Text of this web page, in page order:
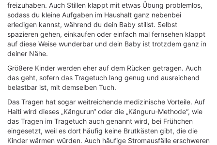
freizuhaben. Auch Stillen klappt mit etwas Übung problemlos,
sodass du kleine Aufgaben im Haushalt ganz nebenbei
erledigen kannst, während du dein Baby stillst. Selbst
spazieren gehen, einkaufen oder einfach mal fernsehen klappt
auf diese Weise wunderbar und dein Baby ist trotzdem ganz in
deiner Nähe.
Größere Kinder werden eher auf dem Rücken getragen. Auch
das geht, sofern das Tragetuch lang genug und ausreichend
belastbar ist, mit demselben Tuch.
Das Tragen hat sogar weitreichende medizinische Vorteile. Auf
Haiti wird dieses „Kängurun“ oder die „Känguru-Methode“, wie
das Tragen im Tragetuch auch genannt wird, bei Frühchen
eingesetzt, weil es dort häufig keine Brutkästen gibt, die die
Kinder wärmen würden. Auch häufige Stromausfälle erschweren